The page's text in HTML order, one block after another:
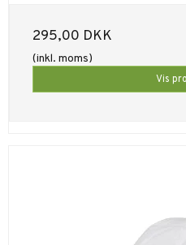
295,00 DKK
(inkl. moms)
Vis